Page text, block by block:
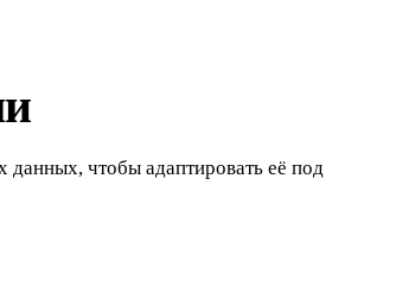
чтобы адаптировать её под